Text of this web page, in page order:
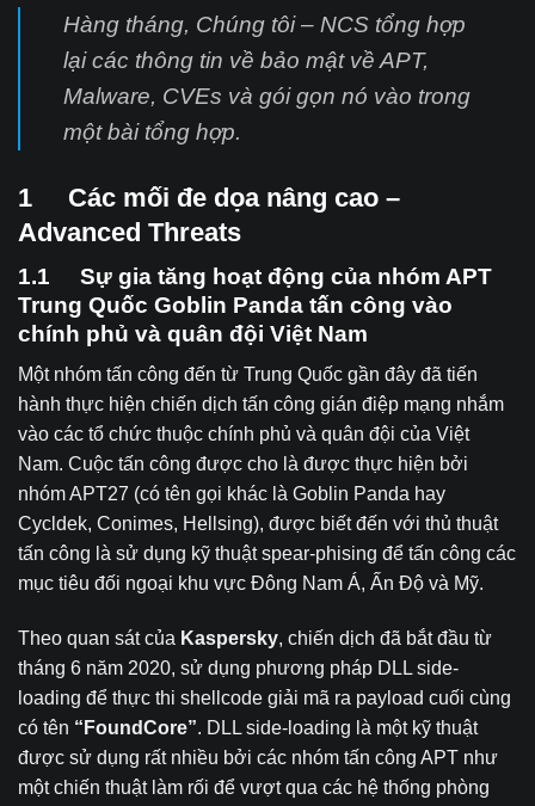
Hàng tháng, Chúng tôi – NCS tổng hợp
lại các thông tin về bảo mật về APT,
Malware, CVEs và gói gọn nó vào trong
một bài tổng hợp.
1 Các mối đe dọa nâng cao –
Advanced Threats
1.1 Sự gia tăng hoạt động của nhóm APT
Trung Quốc Goblin Panda tấn công vào
chính phủ và quân đội Việt Nam
Một nhóm tấn công đến từ Trung Quốc gần đây đã tiến
hành thực hiện chiến dịch tấn công gián điệp mạng nhắm
vào các tổ chức thuộc chính phủ và quân đội của Việt
Nam. Cuộc tấn công được cho là được thực hiện bởi
nhóm APT27 (có tên gọi khác là Goblin Panda hay
Cycldek, Conimes, Hellsing), được biết đến với thủ thuật
tấn công là sử dụng kỹ thuật spear-phising để tấn công các
mục tiêu đối ngoại khu vực Đông Nam Á, Ấn Độ và Mỹ.
Theo quan sát của Kaspersky, chiến dịch đã bắt đầu từ
tháng 6 năm 2020, sử dụng phương pháp DLL side-
loading để thực thi shellcode giải mã ra payload cuối cùng
có tên “FoundCore”. DLL side-loading là một kỹ thuật
được sử dụng rất nhiều bởi các nhóm tấn công APT như
một chiến thuật làm rối để vượt qua các hệ thống phòng